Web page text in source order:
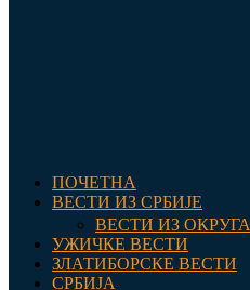
ПОЧЕТНА
ВЕСТИ ИЗ СРБИЈЕ
ВЕСТИ ИЗ ОКРУГА
УЖИЧКЕ ВЕСТИ
ЗЛАТИБОРСКЕ ВЕСТИ
СРБИЈА